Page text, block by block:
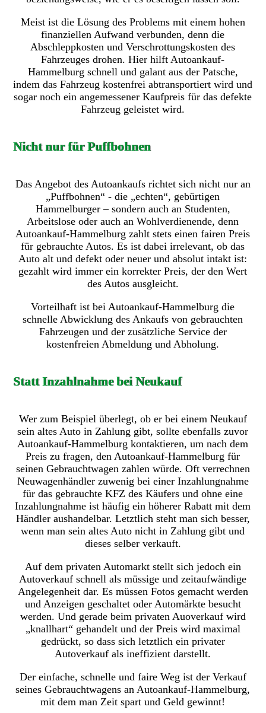
Meist ist die Lösung des Problems mit einem hohen
finanziellen Aufwand verbunden, denn die
Abschleppkosten und Verschrottungskosten des
Fahrzeuges drohen. Hier hilft Autoankauf-
Hammelburg schnell und galant aus der Patsche,
indem das Fahrzeug kostenfrei abtransportiert wird und
sogar noch ein angemessener Kaufpreis für das defekte
Fahrzeug geleistet wird.
Nicht nur für Puffbohnen
Das Angebot des Autoankaufs richtet sich nicht nur an
„Puffbohnen“ - die „echten“, gebürtigen
Hammelburger – sondern auch an Studenten,
Arbeitslose oder auch an Wohlverdienende, denn
Autoankauf-Hammelburg zahlt stets einen fairen Preis
für gebrauchte Autos. Es ist dabei irrelevant, ob das
Auto alt und defekt oder neuer und absolut intakt ist:
gezahlt wird immer ein korrekter Preis, der den Wert
des Autos ausgleicht.
Vorteilhaft ist bei Autoankauf-Hammelburg die
schnelle Abwicklung des Ankaufs von gebrauchten
Fahrzeugen und der zusätzliche Service der
kostenfreien Abmeldung und Abholung.
Statt Inzahlnahme bei Neukauf
Wer zum Beispiel überlegt, ob er bei einem Neukauf
sein altes Auto in Zahlung gibt, sollte ebenfalls zuvor
Autoankauf-Hammelburg kontaktieren, um nach dem
Preis zu fragen, den Autoankauf-Hammelburg für
seinen Gebrauchtwagen zahlen würde. Oft verrechnen
Neuwagenhändler zuwenig bei einer Inzahlungnahme
für das gebrauchte KFZ des Käufers und ohne eine
Inzahlungnahme ist häufig ein höherer Rabatt mit dem
Händler aushandelbar. Letztlich steht man sich besser,
wenn man sein altes Auto nicht in Zahlung gibt und
dieses selber verkauft.
Auf dem privaten Automarkt stellt sich jedoch ein
Autoverkauf schnell als müssige und zeitaufwändige
Angelegenheit dar. Es müssen Fotos gemacht werden
und Anzeigen geschaltet oder Automärkte besucht
werden. Und gerade beim privaten Auoverkauf wird
„knallhart“ gehandelt und der Preis wird maximal
gedrückt, so dass sich letztlich ein privater
Autoverkauf als ineffizient darstellt.
Der einfache, schnelle und faire Weg ist der Verkauf
seines Gebrauchtwagens an Autoankauf-Hammelburg,
mit dem man Zeit spart und Geld gewinnt!